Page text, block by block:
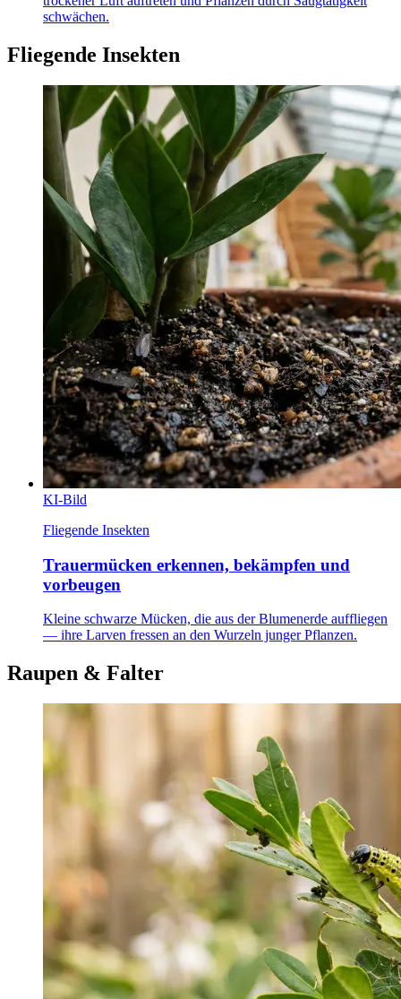
schwächen.
Fliegende Insekten
KI-Bild
Fliegende Insekten
Trauermücken erkennen, bekämpfen und
vorbeugen
Kleine schwarze Mücken, die aus der Blumenerde auffliegen
— ihre Larven fressen an den Wurzeln junger Pflanzen.
Raupen & Falter